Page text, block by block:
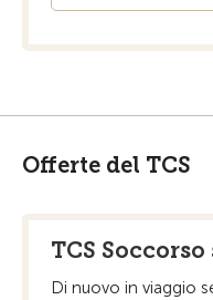
Offerte del TCS
TCS
Di nuovo in viaggio